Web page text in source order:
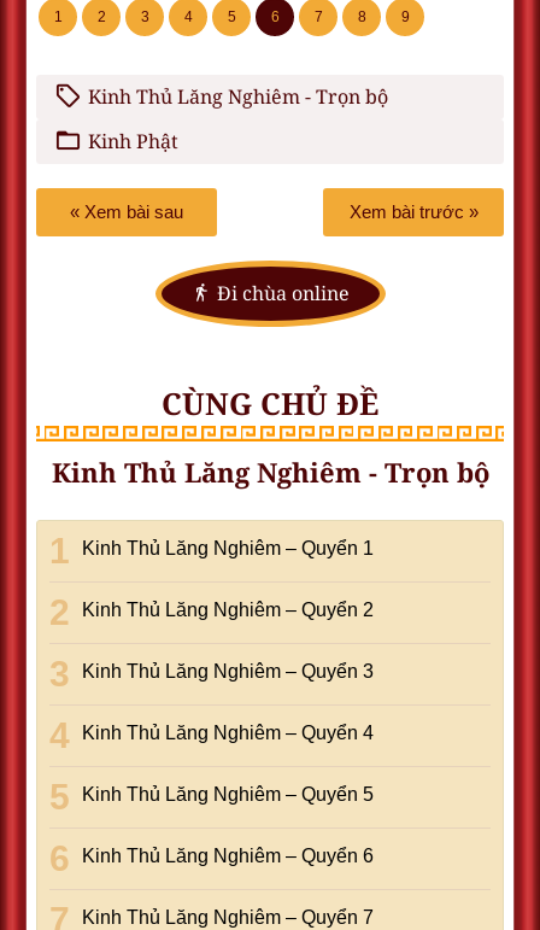
1 2 3 4 5 6 7 8 9
Kinh Thủ Lăng Nghiêm - Trọn bộ
Kinh Phật
« Xem bài sau Xem bài trước »
Đi chùa online
CÙNG CHỦ ĐỀ
Kinh Thủ Lăng Nghiêm - Trọn bộ
Kinh Thủ Lăng Nghiêm – Quyển 1
Kinh Thủ Lăng Nghiêm – Quyển 2
Kinh Thủ Lăng Nghiêm – Quyển 3
Kinh Thủ Lăng Nghiêm – Quyển 4
Kinh Thủ Lăng Nghiêm – Quyển 5
Kinh Thủ Lăng Nghiêm – Quyển 6
Kinh Thủ Lăng Nghiêm – Quyển 7